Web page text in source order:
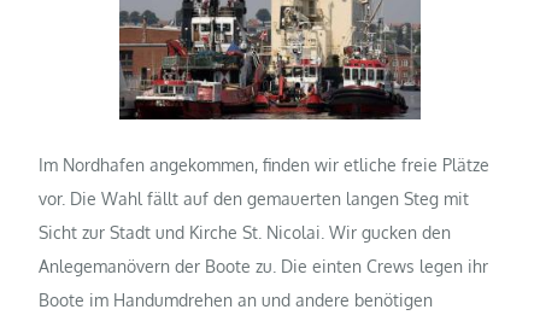
Im Nordhafen angekommen, finden wir etliche freie Plätze
vor. Die Wahl fällt auf den gemauerten langen Steg mit
Sicht zur Stadt und Kirche St. Nicolai. Wir gucken den
Anlegemanövern der Boote zu. Die einten Crews legen ihr
Boote im Handumdrehen an und andere benötigen